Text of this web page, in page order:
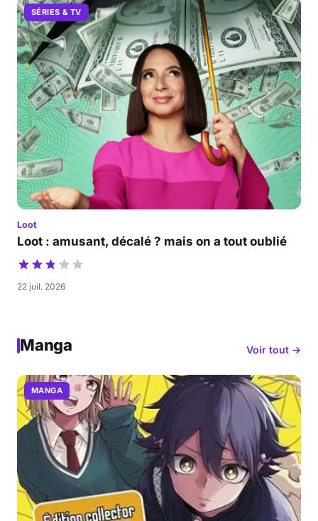
SÉRIES & TV
Loot
Loot : amusant, décalé ? mais on a tout oublié
22 juil. 2026
Manga Voir tout →
MANGA